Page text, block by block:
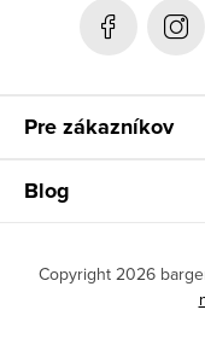
Pre zákazníkov
Blog
Copyright 2026